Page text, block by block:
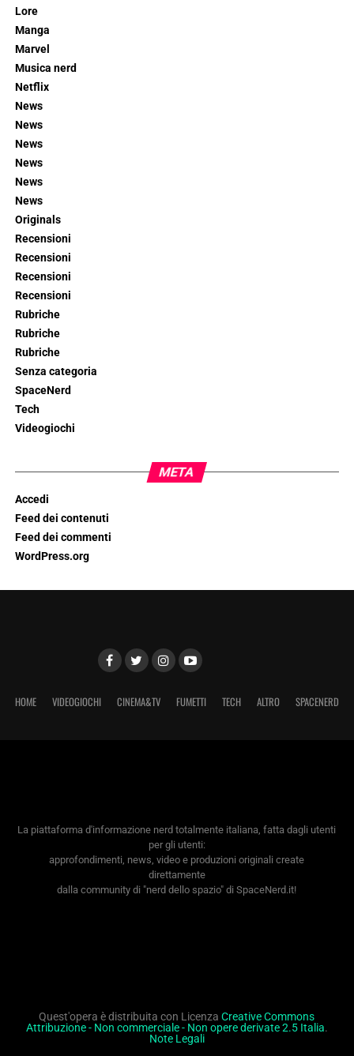
Lore
Manga
Marvel
Musica nerd
Netflix
News
News
News
News
News
News
Originals
Recensioni
Recensioni
Recensioni
Recensioni
Rubriche
Rubriche
Rubriche
Senza categoria
SpaceNerd
Tech
Videogiochi
META
Accedi
Feed dei contenuti
Feed dei commenti
WordPress.org
HOME VIDEOGIOCHI CINEMA&TV FUMETTI TECH ALTRO SPACENERD
La piattaforma d'informazione nerd totalmente italiana, fatta dagli utenti
per gli utenti:
approfondimenti, news, video e produzioni originali create
direttamente
dalla community di "nerd dello spazio" di SpaceNerd.it!
Quest'opera è distribuita con LicenzaCreative Commons
Attribuzione - Non commerciale - Non opere derivate 2.5 Italia.
Note Legali